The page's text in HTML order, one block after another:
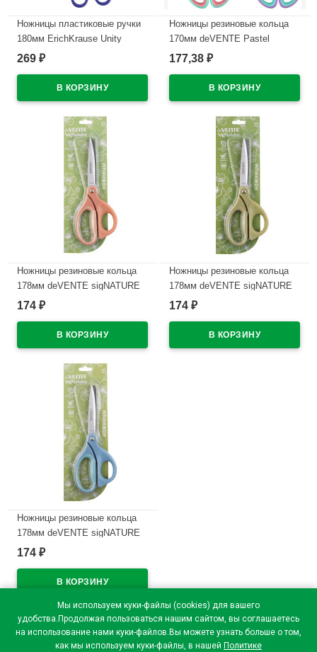
Мы используем куки-файлы (cookies) для вашего
удобства.Продолжая пользоваться нашим сайтом, вы соглашаетесь
на использование нами куки-файлов.Вы можете узнать больше о том,
как мы используем куки-файлы, в нашей Политике
Ножницы пластиковые ручки
180мм ErichKrause Unity
синий арт.60845
269 ₽
Ножницы резиновые кольца
170мм deVENTE Pastel
арт.4091300 (Ст.)
177,38 ₽
Ножницы резиновые кольца
178мм deVENTE sigNATURE
пудрово-розовый арт.4091501
174 ₽
Ножницы резиновые кольца
178мм deVENTE sigNATURE
оливковый арт.4091502 (Ст.)
174 ₽
Ножницы резиновые кольца
178мм deVENTE sigNATURE
сумеречный синий
174 ₽